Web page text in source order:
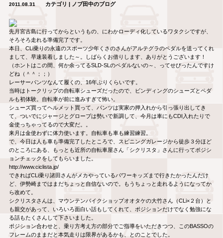
2011.08.31 カテゴリ | ノブ田中のブログ
先月宮古島に行ってからというもの、にわかローディ化しているワタクシですが、
そろそろ走れる準備完了です。
本日、CLi乗りの永遠のスポーツ少年くさのさんがアルテグラのペダルを送ってくれ
まして、早速装着しました～。しばらくお借りします、ありがとうございます！
（ホントはこの間、何か余ってるSLD-SLのペダルないの～、ってせびったんですけ
どね（＾＾；；）
レーサーパンツなんて履くの、16年ぶりくらいです。
当時はトークリップの自転車シューズだったので、ビンディングのシューズとペダ
ルも初体験。自転車が前に進みすぎて怖い。
シューズ買ってヘルメット買って、パンツは実家の押入れから引っ張り出してき
て、ついでにジャージとグローブは勢いで新調して、今月は車にもCDI入れたりで
金使っちゃってるので大変だ。。
来月は金使わずに体力使います。自転車も車も練習練習。
で、今日は人も車も準備完了したところで、スピニングガレージから徒歩３分ほど
のところにある、もっとも近所の自転車屋さん「シクリスタ」さんに行ってポジシ
ョンチェックをしてもらいました。
http://www.ciclista.jp/
できればCLi乗り諸田さんがメカやっているパワーキッズまで行きたかったんだけ
ど、伊勢崎まではまだちょっと自信ないので。もうちょっと走れるようになってか
ら改めて。
シクリスタさんは、マウンテンバイクショップオオタケの大竹さん（CLi×２台）と
も親交があって、いろいろ面白い話もしてくれて、ポジションだけでなく勉強にな
る話もたくさんして下さいました。
ポジション合わせと、乗り方考え方の部分でご指導をいただきつつ、このBASSOの
フレームのままだと本気走りは限界があるかも、とのことでした。